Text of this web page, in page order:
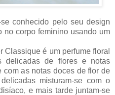
conhecido pelo seu design
no corpo feminino usando um
Classique é um perfume floral
delicadas de flores e notas
com as notas doces de flor de
misturam-se com o
e mais tarde juntam-se